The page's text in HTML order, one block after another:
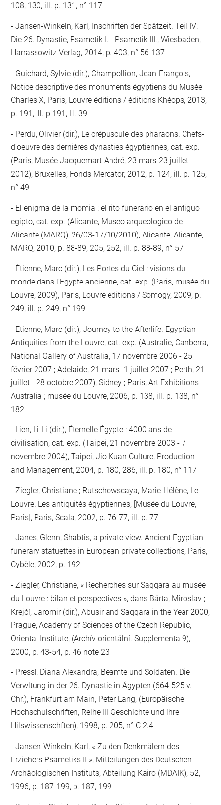
108, 130, ill. p. 131, n° 117
Jansen-Winkeln, Karl, Inschriften der Spätzeit. Teil IV:
Die 26. Dynastie, Psametik I. - Psametik III., Wiesbaden,
Harrassowitz Verlag, 2014, p. 403, n° 56-137
Guichard, Sylvie (dir.), Champollion, Jean-François,
Notice descriptive des monuments égyptiens du Musée
Charles X, Paris, Louvre éditions / éditions Khéops, 2013,
p. 191, ill. p 191, H. 39
Perdu, Olivier (dir.), Le crépuscule des pharaons. Chefs-
d'oeuvre des dernières dynasties égyptiennes, cat. exp.
(Paris, Musée Jacquemart-André, 23 mars-23 juillet
2012), Bruxelles, Fonds Mercator, 2012, p. 124, ill. p. 125,
n° 49
El enigma de la momia : el rito funerario en el antiguo
egipto, cat. exp. (Alicante, Museo arqueologico de
Alicante (MARQ), 26/03-17/10/2010), Alicante, Alicante,
MARQ, 2010, p. 88-89, 205, 252, ill. p. 88-89, n° 57
Étienne, Marc (dir.), Les Portes du Ciel : visions du
monde dans l'Egypte ancienne, cat. exp. (Paris, musée du
Louvre, 2009), Paris, Louvre éditions / Somogy, 2009, p.
249, ill. p. 249, n° 199
Etienne, Marc (dir.), Journey to the Afterlife. Egyptian
Antiquities from the Louvre, cat. exp. (Australie, Canberra,
National Gallery of Australia, 17 novembre 2006 - 25
février 2007 ; Adelaide, 21 mars -1 juillet 2007 ; Perth, 21
juillet - 28 octobre 2007), Sidney ; Paris, Art Exhibitions
Australia ; musée du Louvre, 2006, p. 138, ill. p. 138, n°
182
Lien, Li-Li (dir.), Éternelle Égypte : 4000 ans de
civilisation, cat. exp. (Taipei, 21 novembre 2003 - 7
novembre 2004), Taipei, Jio Kuan Culture, Production
and Management, 2004, p. 180, 286, ill. p. 180, n° 117
Ziegler, Christiane ; Rutschowscaya, Marie-Hélène, Le
Louvre. Les antiquités égyptiennes, [Musée du Louvre,
Paris], Paris, Scala, 2002, p. 76-77, ill. p. 77
Janes, Glenn, Shabtis, a private view. Ancient Egyptian
funerary statuettes in European private collections, Paris,
Cybèle, 2002, p. 192
Ziegler, Christiane, « Recherches sur Saqqara au musée
du Louvre : bilan et perspectives », dans Bárta, Miroslav ;
Krejčí, Jaromir (dir.), Abusir and Saqqara in the Year 2000,
Prague, Academy of Sciences of the Czech Republic,
Oriental Institute, (Archív orientální. Supplementa 9),
2000, p. 43-54, p. 46 note 23
Pressl, Diana Alexandra, Beamte und Soldaten. Die
Verwltung in der 26. Dynastie in Ägypten (664-525 v.
Chr.), Frankfurt am Main, Peter Lang, (Europäische
Hochschulschriften, Reihe III Geschichte und ihre
Hilswissenschften), 1998, p. 205, n° C 2.4
Jansen-Winkeln, Karl, « Zu den Denkmälern des
Erziehers Psametiks II », Mitteilungen des Deutschen
Archäologischen Instituts, Abteilung Kairo (MDAIK), 52,
1996, p. 187-199, p. 187, 199